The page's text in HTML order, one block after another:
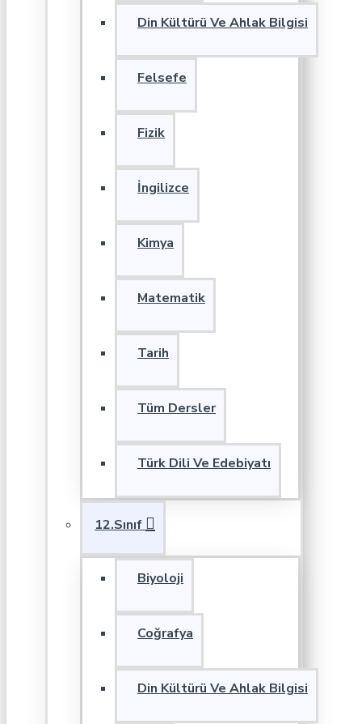
Din Kültürü Ve Ahlak Bilgisi
Felsefe
Fizik
İngilizce
Kimya
Matematik
Tarih
Tüm Dersler
Türk Dili Ve Edebiyatı
12.Sınıf
Biyoloji
Coğrafya
Din Kültürü Ve Ahlak Bilgisi